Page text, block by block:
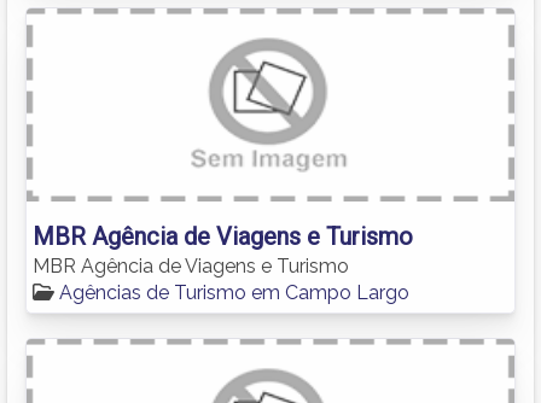
MBR Agência de Viagens e Turismo
MBR Agência de Viagens e Turismo
Agências de Turismo em Campo Largo